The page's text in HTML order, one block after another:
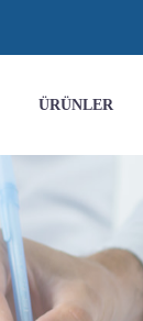
ÜRÜNLER